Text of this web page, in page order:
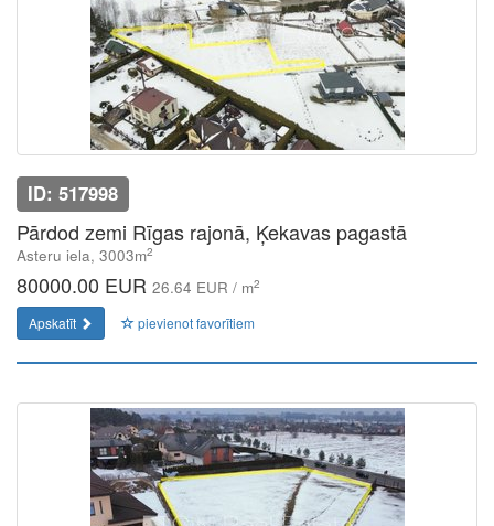
ID: 517998
Pārdod zemi Rīgas rajonā, Ķekavas pagastā
Asteru iela, 3003m2
80000.00 EUR 26.64 EUR / m2
Apskatīt pievienot favorītiem